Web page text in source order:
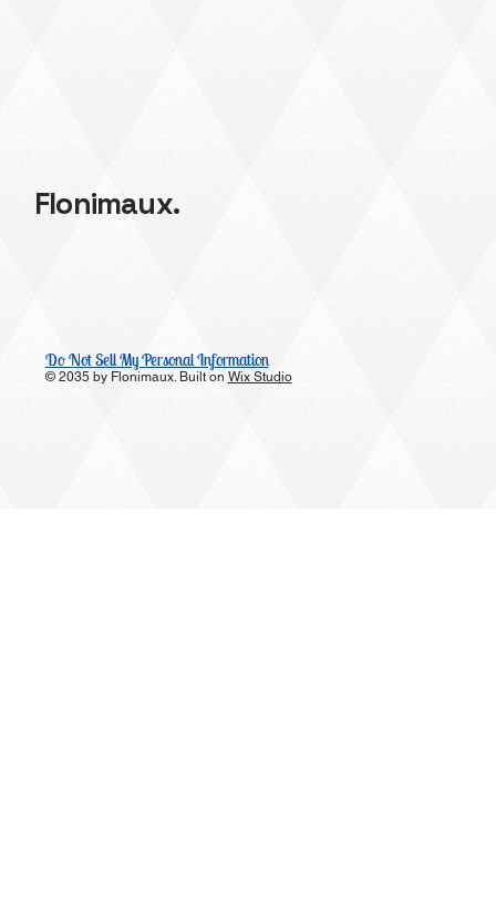
Flonimaux.
Do Not Sell My Personal Information
© 2035 by Flonimaux. Built on Wix Studio